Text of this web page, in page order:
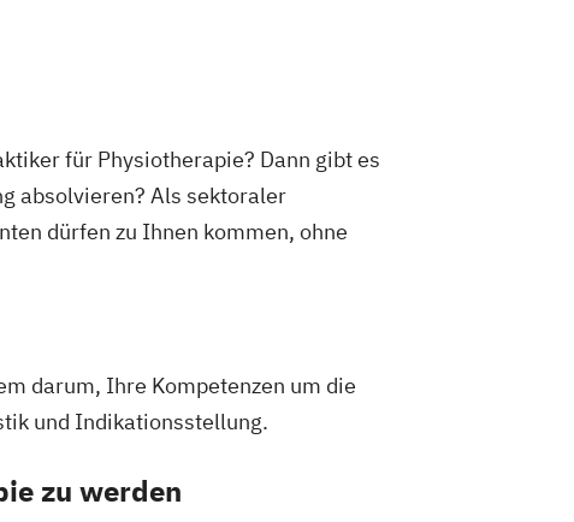
für Physiotherapie? Dann gibt es
absolvieren? Als sektoraler
dürfen zu Ihnen kommen, ohne
darum, Ihre Kompetenzen um die
und Indikationsstellung.
zu werden